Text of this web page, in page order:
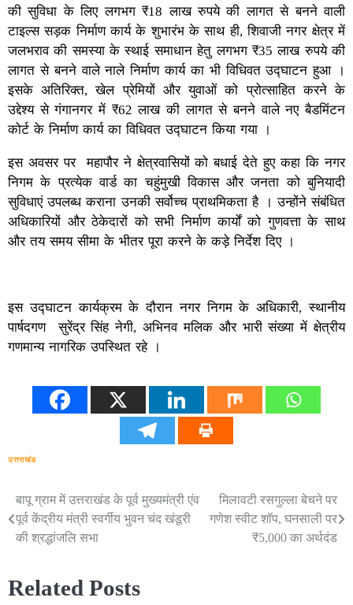
की सुविधा के लिए लगभग ₹18 लाख रुपये की लागत से बनने वाली
टाइल्स सड़क निर्माण कार्य के शुभारंभ के साथ ही, शिवाजी नगर क्षेत्र में
जलभराव की समस्या के स्थाई समाधान हेतु लगभग ₹35 लाख रुपये की
लागत से बनने वाले नाले निर्माण कार्य का भी विधिवत उद्घाटन हुआ ।
इसके अतिरिक्त, खेल प्रेमियों और युवाओं को प्रोत्साहित करने के
उद्देश्य से गंगानगर में ₹62 लाख की लागत से बनने वाले नए बैडमिंटन
कोर्ट के निर्माण कार्य का विधिवत उद्घाटन किया गया ।
इस अवसर पर महापौर ने क्षेत्रवासियों को बधाई देते हुए कहा कि नगर
निगम के प्रत्येक वार्ड का चहुंमुखी विकास और जनता को बुनियादी
सुविधाएं उपलब्ध कराना उनकी सर्वोच्च प्राथमिकता है । उन्होंने संबंधित
अधिकारियों और ठेकेदारों को सभी निर्माण कार्यों को गुणवत्ता के साथ
और तय समय सीमा के भीतर पूरा करने के कड़े निर्देश दिए ।
इस उद्घाटन कार्यक्रम के दौरान नगर निगम के अधिकारी, स्थानीय
पार्षदगण सुरेंद्र सिंह नेगी, अभिनव मलिक और भारी संख्या में क्षेत्रीय
गणमान्य नागरिक उपस्थित रहे ।
उत्तराखंड
Post
navigation
बापू ग्राम में उत्तराखंड के पूर्व मुख्यमंत्री एंव
पूर्व केंद्रीय मंत्री स्वर्गीय भुवन चंद खंडूरी
की श्रद्धांजलि सभा
मिलावटी रसगुल्ला बेचने पर
गणेश स्वीट शॉप, घनसाली पर
₹5,000 का अर्थदंड
Related Posts